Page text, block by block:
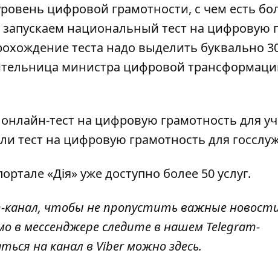
цифровой грамотности, с чем есть
национальный тест на цифровую
теста надо выделить буквально
министра цифровой
тест на цифровую грамотность для
тест на цифровую грамотность для
«Дія» ужедоступно более 50 услуг.
канал, чтобы не пропустить важные
в мессенджере следите в нашем Telegram-
на канал в Viber можноздесь.